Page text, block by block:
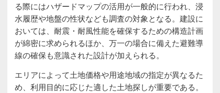
る際にはハザードマップの活用が一般的に行われ、浸
水履歴や地盤の性状なども調査の対象となる。建設に
おいては、耐震・耐風性能を確保するための構造計画
が綿密に求められるほか、万一の場合に備えた避難導
線の確保も意識された設計が加えられる。
エリアによって土地価格や用途地域の指定が異なるた
め、利用目的に応じた適した土地探しが重要である。